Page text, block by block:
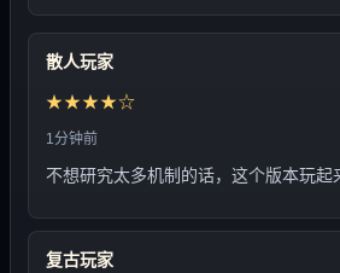
散人玩家
★★★★☆
1分钟前
不想研究太多机制的话，这个版本玩起
复古玩家